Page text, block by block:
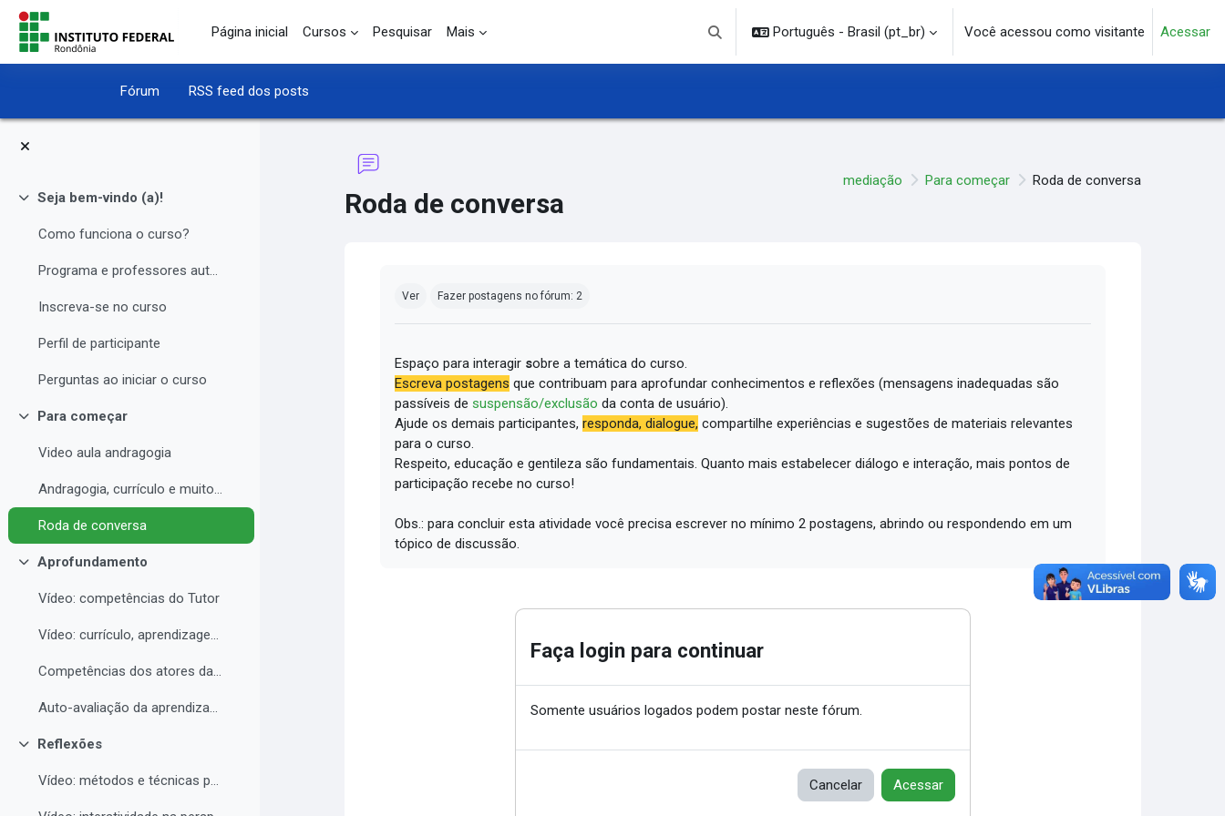
Ir para o conteúdo principal
Página inicial
Cursos Pesquisar Mais
Alternar entrada de pesquisa
Português - Brasil ‎(pt_br)‎ Você acessou como visitante Acessar
Fórum RSS feed dos posts
Contrair
Seja bem-vindo (a)!
Como funciona o curso?
Programa e professores autores
Inscreva-se no curso
Perfil de participante
Perguntas ao iniciar o curso
Contrair
Para começar
Video aula andragogia
Andragogia, currículo e muito mais
Roda de conversa
Contrair
Aprofundamento
Vídeo: competências do Tutor
Vídeo: currículo, aprendizagem e docência para EAD
Competências dos atores da educação a distância professor, tutor e aluno
Auto-avaliação da aprendizagem
Contrair
Reflexões
Vídeo: métodos e técnicas para EAD
Roda de conversa
mediação Para começar Roda de conversa
Ver Fazer postagens no fórum: 2
Espaço para interagir sobre a temática do curso.
Escreva postagens que contribuam para aprofundar conhecimentos e reflexões (mensagens inadequadas são
passíveis desuspensão/exclusão da conta de usuário).
Ajude os demais participantes,responda, dialogue, compartilhe experiências e sugestões de materiais relevantes
para o curso.
Respeito, educação e gentileza são fundamentais.Quanto mais estabelecer diálogo e interação, mais pontos de
participação recebe no curso!
Obs.: para concluir esta atividade você precisa escrever no mínimo 2 postagens, abrindo ou respondendo em um
tópico de discussão.
Faça login para continuar
Somente usuários logados podem postar neste fórum.
Cancelar Acessar